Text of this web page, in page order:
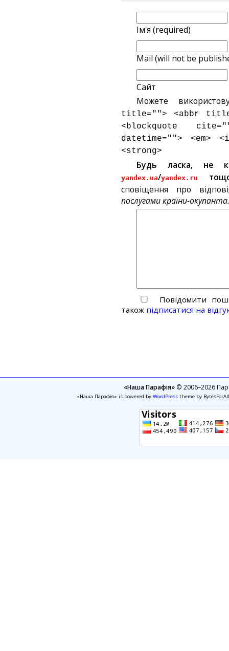
Ім'я (required)
Mail (will not be
Сайт
Можете
title=""> <abbr
<blockquote
datetime=""> <em>
<strong>
Будь ласка, не
yandex.ua/yandex.ru
сповіщення про
послугами країни-
Повідомити
також підписатися на
«Наша Парафія»© 2006–2026
«Наша Парафія» is powered by WordPresstheme by